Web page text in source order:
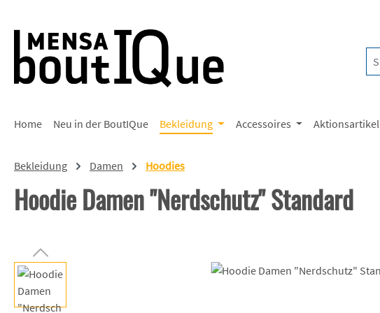
Home Neu in der BoutIQue Bekleidung Accessoires Aktionsartikel
Bekleidung Damen Hoodies
Hoodie Damen "Nerdschutz" Standard
Bildergalerie überspringen